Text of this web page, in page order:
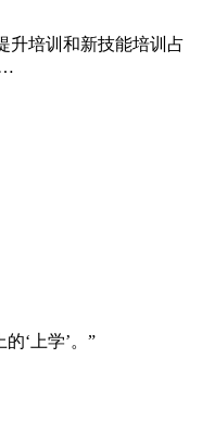
升培训和新技能培训占
‘上学’。”